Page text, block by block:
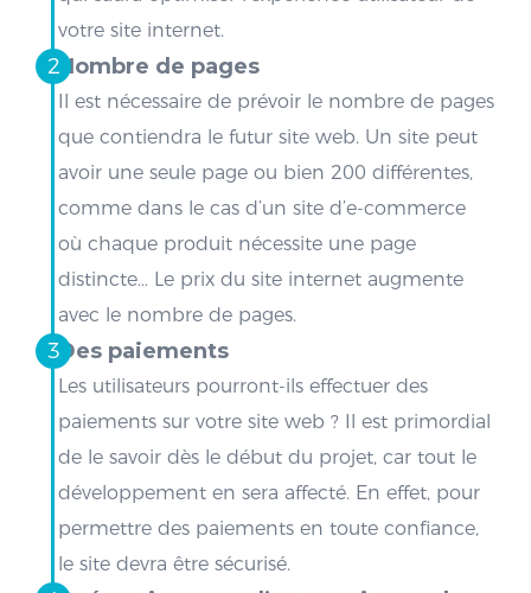
votre site internet.
Nombre de pages
Il est nécessaire de prévoir le nombre de pages
que contiendra le futur site web. Un site peut
avoir une seule page ou bien 200 différentes,
comme dans le cas d’un site d’e-commerce
où chaque produit nécessite une page
distincte… Le prix du site internet augmente
avec le nombre de pages.
Des paiements
Les utilisateurs pourront-ils effectuer des
paiements sur votre site web ? Il est primordial
de le savoir dès le début du projet, car tout le
développement en sera affecté. En effet, pour
permettre des paiements en toute confiance,
le site devra être sécurisé.